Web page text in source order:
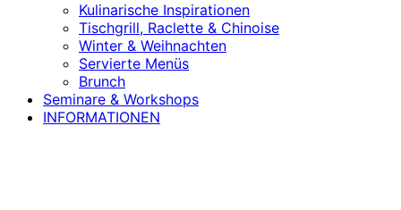
Kulinarische Inspirationen
Tischgrill, Raclette & Chinoise
Winter & Weihnachten
Servierte Menüs
Brunch
Seminare & Workshops
INFORMATIONEN